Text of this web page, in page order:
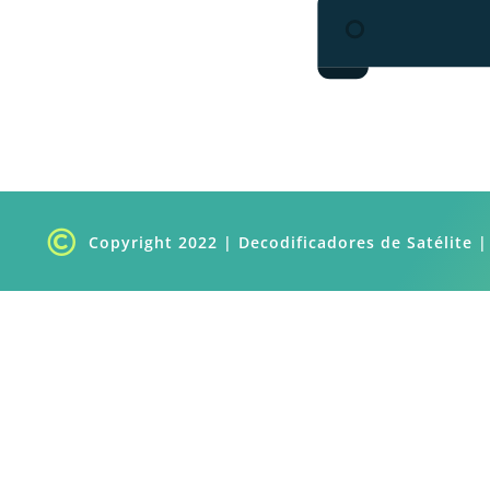
 Copyright 2022 | Decodificadores de Satélite |